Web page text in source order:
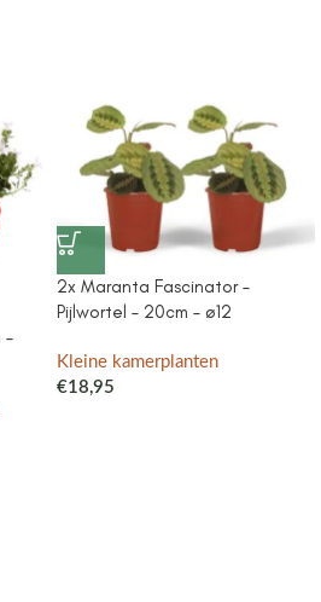
2x Maranta Fascinator –
Pijlwortel – 20cm – ø12
Kleine kamerplanten
€18,95